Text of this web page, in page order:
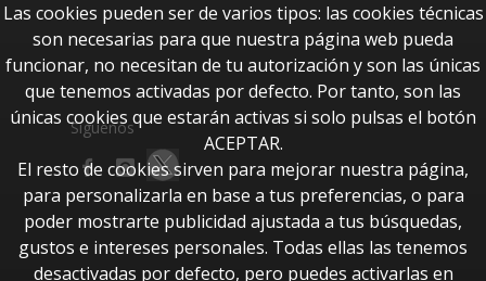
Síguenos
Las cookies pueden ser de varios tipos: las cookies técnicas
son necesarias para que nuestra página web pueda
funcionar, no necesitan de tu autorización y son las únicas
que tenemos activadas por defecto. Por tanto, son las
únicas cookies que estarán activas si solo pulsas el botón
ACEPTAR.
El resto de cookies sirven para mejorar nuestra página,
para personalizarla en base a tus preferencias, o para
poder mostrarte publicidad ajustada a tus búsquedas,
gustos e intereses personales. Todas ellas las tenemos
desactivadas por defecto, pero puedes activarlas en